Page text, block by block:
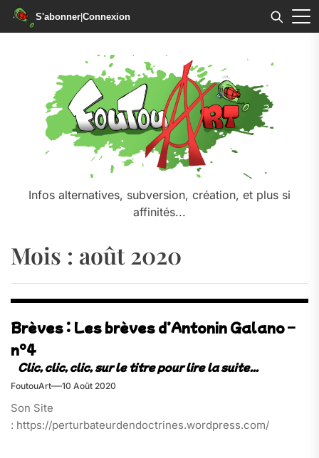
S'abonner|Connexion
Infos alternatives, subversion, création, et plus si
affinités...
Mois : août 2020
Brèves : Les brèves d’Antonin Galano –
n°4
FoutouArt 10 Août 2020
Son Site
: https://perturbateurdendoctrines.wordpress.com/